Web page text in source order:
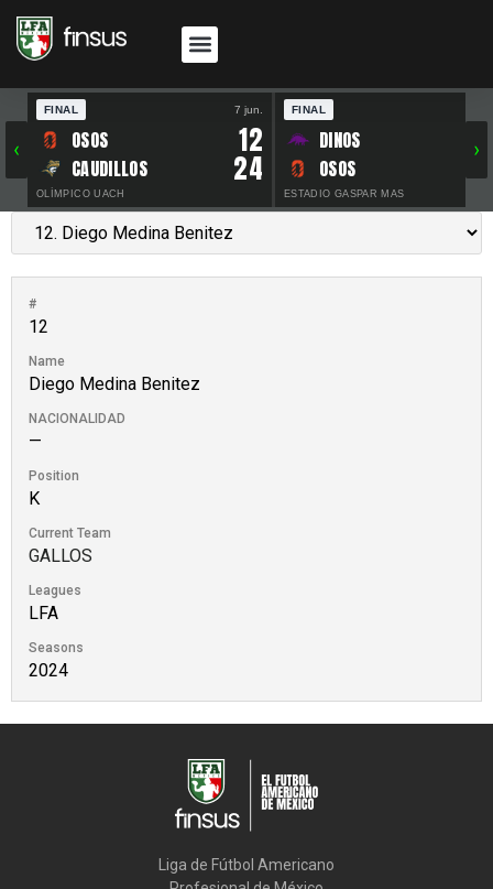
‹
FINAL 7 jun.
OSOS 12
CAUDILLOS 24
OLÍMPICO UACH
FINAL
DINOS
OSOS
ESTADIO GASPAR MAS
›
#
12
Name
Diego Medina Benitez
NACIONALIDAD
—
Position
K
Current Team
GALLOS
Leagues
LFA
Seasons
2024
Liga de Fútbol Americano